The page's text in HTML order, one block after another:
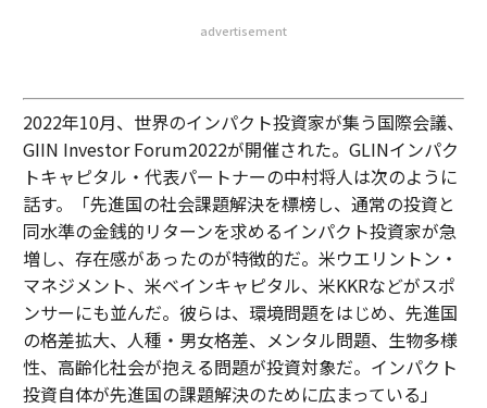
advertisement
2022年10月、世界のインパクト投資家が集う国際会議、
GIIN Investor Forum2022が開催された。GLINインパク
トキャピタル・代表パートナーの中村将人は次のように
話す。「先進国の社会課題解決を標榜し、通常の投資と
同水準の金銭的リターンを求めるインパクト投資家が急
増し、存在感があったのが特徴的だ。米ウエリントン・
マネジメント、米ベインキャピタル、米KKRなどがスポ
ンサーにも並んだ。彼らは、環境問題をはじめ、先進国
の格差拡大、人種・男女格差、メンタル問題、生物多様
性、高齢化社会が抱える問題が投資対象だ。インパクト
投資自体が先進国の課題解決のために広まっている」